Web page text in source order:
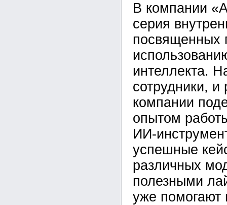
В компании
серия
посвященных
интеллекта.
сотрудники, и
компании
опытом
ИИ-
успешные
различных
полезными
уже помогают